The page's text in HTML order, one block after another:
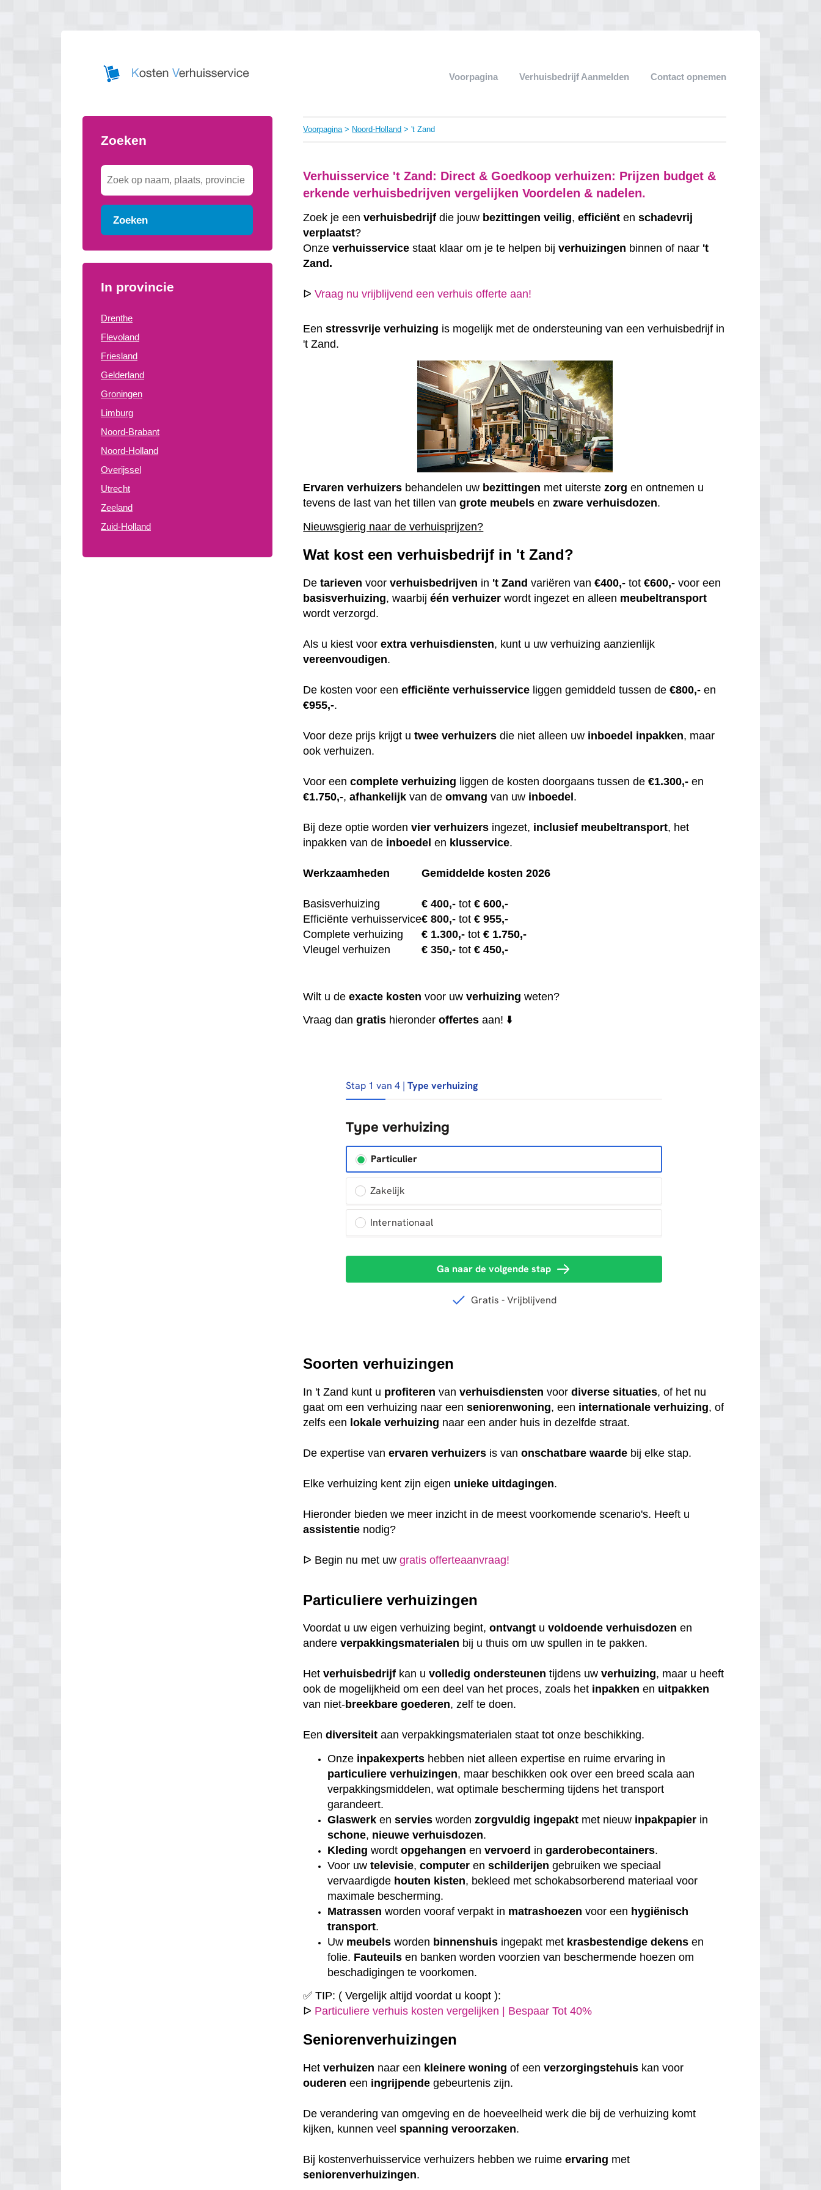
Voorpagina Verhuisbedrijf Aanmelden Contact opnemen
Zoeken
Zoeken
In provincie
Drenthe
Flevoland
Friesland
Gelderland
Groningen
Limburg
Noord-Brabant
Noord-Holland
Overijssel
Utrecht
Zeeland
Zuid-Holland
Voorpagina> Noord-Holland > 't Zand
Verhuisservice 't Zand: Direct & Goedkoop verhuizen: Prijzen budget &
erkende verhuisbedrijven vergelijken Voordelen & nadelen.
Zoek je eenverhuisbedrijf die jouw bezittingen veilig,efficiënt enschadevrij
verplaatst?
Onzeverhuisservice staat klaar om je te helpen bijverhuizingen binnen of naar 't
Zand.
ᐅVraag nu vrijblijvend een verhuis offerte aan!
Eenstressvrije verhuizing is mogelijk met de ondersteuning van een verhuisbedrijf in
't Zand.
Ervaren verhuizers behandelen uw bezittingen met uiterstezorg en ontnemen u
tevens de last van het tillen vangrote meubels enzware verhuisdozen.
Nieuwsgierig naar de verhuisprijzen?
Wat kost een verhuisbedrijf in 't Zand?
Detarieven voorverhuisbedrijven in 't Zand variëren van€400,- tot€600,- voor een
basisverhuizing, waarbijéén verhuizer wordt ingezet en alleen meubeltransport
wordt verzorgd.
Als u kiest voorextra verhuisdiensten, kunt u uw verhuizing aanzienlijk
vereenvoudigen.
De kosten voor eenefficiënte verhuisservice liggen gemiddeld tussen de€800,- en
€955,-.
Voor deze prijs krijgt utwee verhuizers die niet alleen uw inboedel inpakken, maar
ook verhuizen.
Voor eencomplete verhuizing liggen de kosten doorgaans tussen de€1.300,- en
€1.750,-,afhankelijk van deomvang van uw inboedel .
Bij deze optie wordenvier verhuizers ingezet, inclusief meubeltransport, het
inpakken van de inboedel en klusservice.
Werkzaamheden Gemiddelde kosten 2026
Basisverhuizing €400,- tot € 600,-
Efficiënte verhuisservice€800,- tot€ 955,-
Complete verhuizing
€ 1.300,- tot€ 1.750,-
Vleugel verhuizen
€350,- tot€ 450,-
Wilt u deexacte kosten voor uwverhuizing weten?
Vraag dangratis hieronderoffertes aan! ⬇️
Soorten verhuizingen
In 't Zand kunt u profiteren vanverhuisdiensten voordiverse situaties, of het nu
gaat om een verhuizing naar eenseniorenwoning, een internationale verhuizing, of
zelfs een lokale verhuizing naar een ander huis in dezelfde straat.
De expertise vanervaren verhuizers is vanonschatbare waarde bij elke stap.
Elke verhuizing kent zijn eigen unieke uitdagingen.
Hieronder bieden we meer inzicht in de meest voorkomende scenario's. Heeft u
assistentie nodig?
ᐅ Begin nu met uwgratis offerteaanvraag!
Particuliere verhuizingen
Voordat u uw eigen verhuizing begint,ontvangt uvoldoende verhuisdozen en
andereverpakkingsmaterialen bij u thuis om uw spullen in te pakken.
Hetverhuisbedrijf kan uvolledig ondersteunen tijdens uwverhuizing, maar u heeft
ook de mogelijkheid om een deel van het proces, zoals het inpakken en uitpakken
van niet-breekbare goederen, zelf te doen.
Eendiversiteit aan verpakkingsmaterialen staat tot onze beschikking.
Onze inpakexperts hebben niet alleen expertise en ruime ervaring in
particuliere verhuizingen, maar beschikken ook over een breed scala aan
verpakkingsmiddelen, wat optimale bescherming tijdens het transport
garandeert.
Glaswerk enservies wordenzorgvuldig ingepakt met nieuw inpakpapier in
schone, nieuwe verhuisdozen.
Kleding wordtopgehangen envervoerd ingarderobecontainers.
Voor uwtelevisie,computer enschilderijen gebruiken we speciaal
vervaardigde houten kisten, bekleed met schokabsorberend materiaal voor
maximale bescherming.
Matrassen worden vooraf verpakt in matrashoezen voor een hygiënisch
transport.
Uw meubels worden binnenshuis ingepakt met krasbestendige dekens en
folie. Fauteuils en banken worden voorzien van beschermende hoezen om
beschadigingen te voorkomen.
✅ TIP: ( Vergelijk altijd voordat u koopt ):
ᐅ Particuliere verhuis kosten vergelijken | Bespaar Tot 40%
Seniorenverhuizingen
Hetverhuizen naar een kleinere woning of eenverzorgingstehuis kan voor
ouderen een ingrijpende gebeurtenis zijn.
De verandering van omgeving en de hoeveelheid werk die bij de verhuizing komt
kijken, kunnen veelspanning veroorzaken.
Bij kostenverhuisservice verhuizers hebben we ruimeervaring met
seniorenverhuizingen.